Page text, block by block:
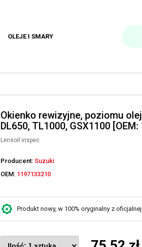
OLEJE I SMARY
Okienko rewizyjne, poziomu
DL650, TL1000, GSX1100
Lensoil inspec
Producent: Suzuki
OEM: 1197133210
Produkt nowy, w 100% oryginalny z